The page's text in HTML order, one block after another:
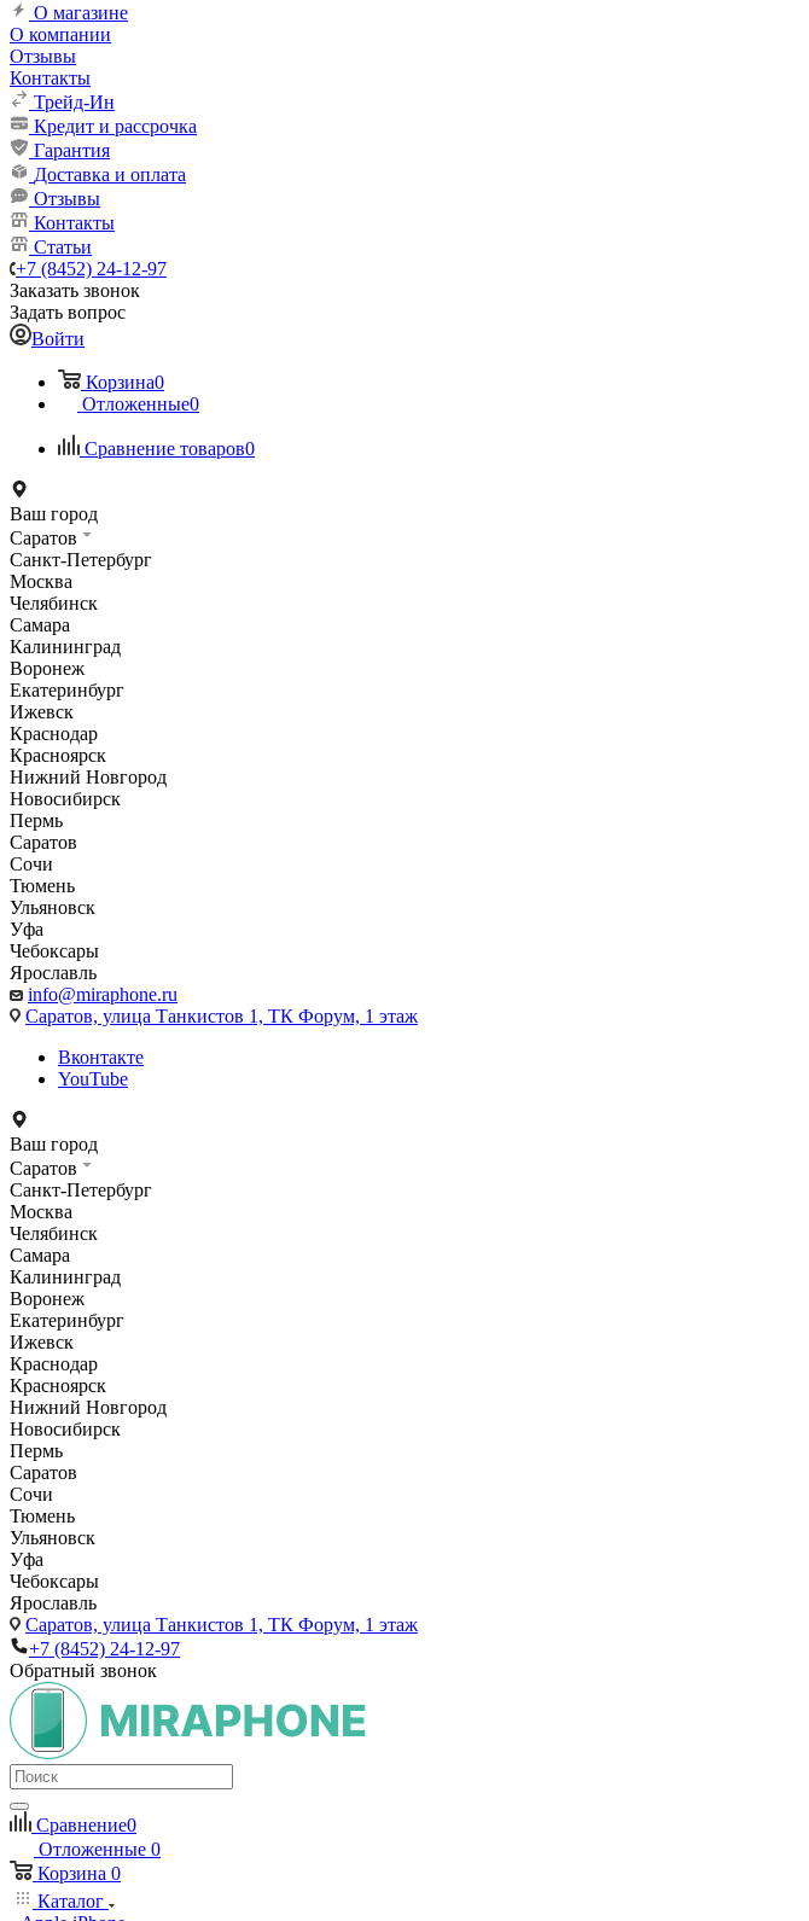
О магазине
О компании
Отзывы
Контакты
Трейд-Ин
Кредит и рассрочка
Гарантия
Доставка и оплата
Отзывы
Контакты
Статьи
+7 (8452) 24-12-97
Заказать звонок
Задать вопрос
Войти
Корзина0
Отложенные0
Сравнение товаров0
Ваш город
Саратов
Санкт-Петербург
Москва
Челябинск
Самара
Калининград
Воронеж
Екатеринбург
Ижевск
Краснодар
Красноярск
Нижний Новгород
Новосибирск
Пермь
Саратов
Сочи
Тюмень
Ульяновск
Уфа
Чебоксары
Ярославль
info@miraphone.ru
Саратов, улица Танкистов 1, ТК Форум, 1 этаж
Вконтакте
YouTube
Ваш город
Саратов
Санкт-Петербург
Москва
Челябинск
Самара
Калининград
Воронеж
Екатеринбург
Ижевск
Краснодар
Красноярск
Нижний Новгород
Новосибирск
Пермь
Саратов
Сочи
Тюмень
Ульяновск
Уфа
Чебоксары
Ярославль
Саратов, улица Танкистов 1, ТК Форум, 1 этаж
+7 (8452) 24-12-97
Обратный звонок
Сравнение0
Отложенные 0
Корзина 0
Каталог